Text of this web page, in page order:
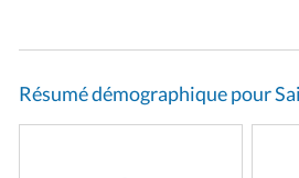
Résumé démographique pour